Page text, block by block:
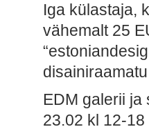
Iga külastaja,
vähemalt 25
EDM galerii
23.02 kl 12-18